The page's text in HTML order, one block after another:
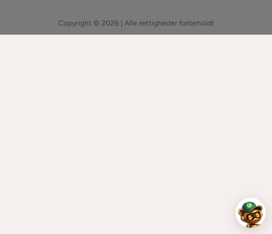
Copyright © 2026 | Alle rettigheder forbeholdt